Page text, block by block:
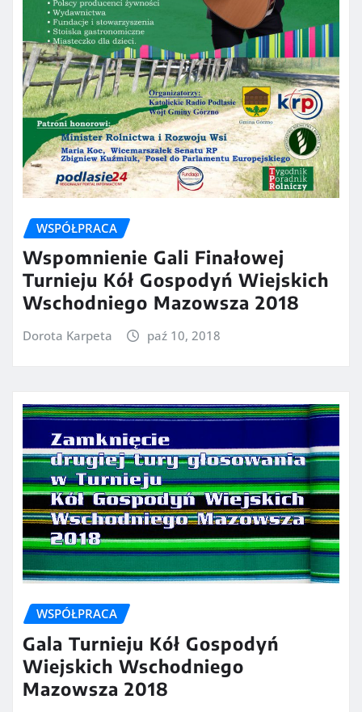
WSPÓŁPRACA
Wspomnienie Gali Finałowej
Turnieju Kół Gospodyń Wiejskich
Wschodniego Mazowsza 2018
Dorota Karpeta paź 10, 2018
WSPÓŁPRACA
Gala Turnieju Kół Gospodyń
Wiejskich Wschodniego
Mazowsza 2018